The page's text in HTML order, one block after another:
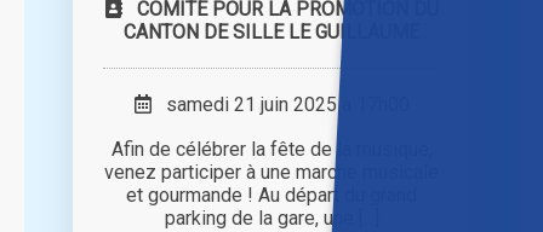
COMITE POUR LA PROMOTION DU
CANTON DE SILLE LE GUILLAUME
samedi 21 juin 2025 à 17h00
Afin de célébrer la fête de la musique,
venez participer à une marche musicale
et gourmande ! Au départ du grand
parking de la gare, une [...]